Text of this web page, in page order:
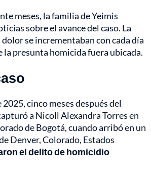
meses, la familia de Yeimis
sobre el avance del caso. La
se incrementaban con cada día
la presunta homicida fuera ubicada.
cinco meses después del
a Nicoll Alexandra Torres en
de Bogotá, cuando arribó en un
Denver, Colorado, Estados
el delito de homicidio